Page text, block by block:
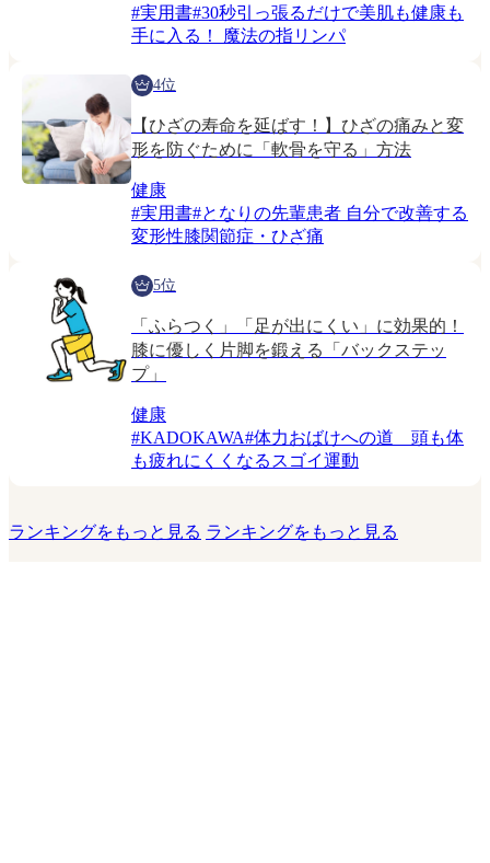
#実用書#30秒引っ張るだけで美肌も健康も
手に入る！ 魔法の指リンパ
4位
【ひざの寿命を延ばす！】ひざの痛みと変
形を防ぐために「軟骨を守る」方法
健康
#実用書#となりの先輩患者 自分で改善する
変形性膝関節症・ひざ痛
5位
「ふらつく」「足が出にくい」に効果的！
膝に優しく片脚を鍛える「バックステッ
プ」
健康
#KADOKAWA#体力おばけへの道 頭も体
も疲れにくくなるスゴイ運動
ランキングをもっと見る ランキングをもっと見る